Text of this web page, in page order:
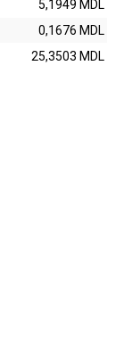
5,1949 MDL
0,1676 MDL
25,3503 MDL